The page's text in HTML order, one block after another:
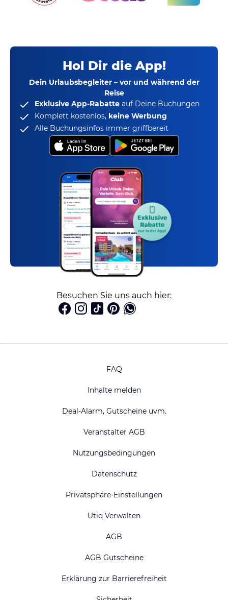
Hol Dir die App!
Dein Urlaubsbegleiter – vor und während der
Reise
Exklusive App-Rabatte auf Deine Buchungen
Komplett kostenlos, keine Werbung
Alle Buchungsinfos immer griffbereit
Besuchen Sie uns auch hier:
FAQ
Inhalte melden
Deal-Alarm, Gutscheine uvm.
Veranstalter AGB
Nutzungsbedingungen
Datenschutz
Privatsphäre-Einstellungen
Utiq Verwalten
AGB
AGB Gutscheine
Erklärung zur Barrierefreiheit